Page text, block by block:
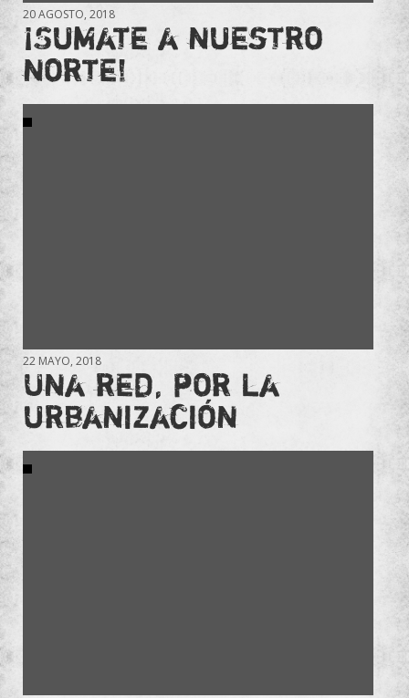
20 AGOSTO, 2018
¡Sumate a nuestro
norte!
22 MAYO, 2018
Una red, por la
urbanización